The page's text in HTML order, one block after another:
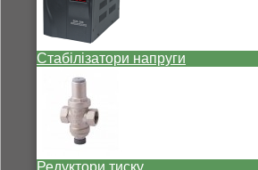
Стабілізатори напруги
Редуктори тиску